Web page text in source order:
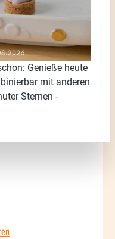
Genieße heute
mit anderen
Sternen -